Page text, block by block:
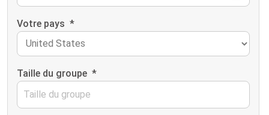
Votre pays *
Taille du groupe *